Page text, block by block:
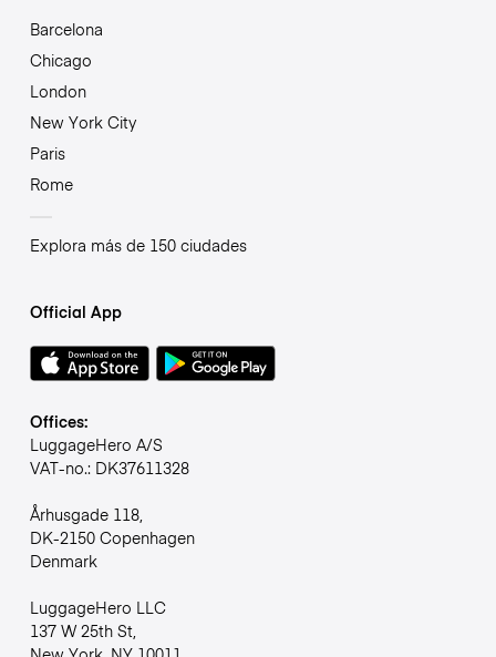
Barcelona
Chicago
London
New York City
Paris
Rome
Explora más de 150 ciudades
Official App
Offices:
LuggageHero A/S
VAT-no.: DK37611328
Århusgade 118,
DK-2150 Copenhagen
Denmark
LuggageHero LLC
137 W 25th St,